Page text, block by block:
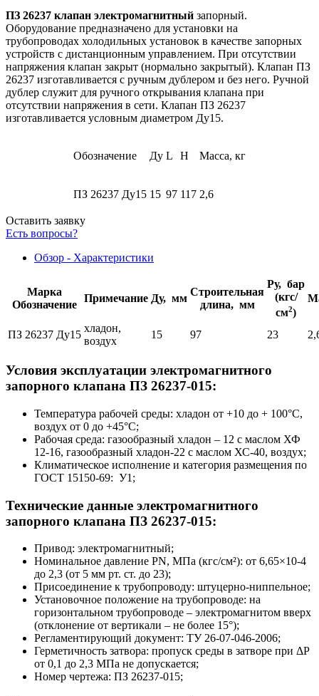
ПЗ 26237 клапан электромагнитный запорный.
Оборудование предназначено для установки на
трубопроводах холодильных установок в качестве запорных
устройств с дистанционным управлением. При отсутствии
напряжения клапан закрыт (нормально закрытый). Клапан ПЗ
26237 изготавливается с ручным дублером и без него. Ручной
дублер служит для ручного открывания клапана при
отсутствии напряжения в сети. Клапан ПЗ 26237
изготавливается условным диаметром Ду15.
Обозначение Ду L H Масса, кг
ПЗ 26237 Ду15 15 97 117 2,6
Оставить заявку
Есть вопросы?
Обзор - Характеристики
Марка
Обозначение
Примечание Ду, мм
Строительная
длина, мм
Ру, бар
(кгс/
см2)
ПЗ 26237 Ду15
хладон,
воздух
15 97 23
Условия эксплуатации электромагнитного
запорного клапана ПЗ 26237-015:
Температура рабочей среды: хладон от +10 до + 100°С,
воздух от 0 до +45°С;
Рабочая среда: газообразный хладон – 12 с маслом ХФ
12-16, газообразный хладон-22 с маслом ХС-40, воздух;
Климатическое исполнение и категория размещения по
ГОСТ 15150-69: У1;
Технические данные электромагнитного
запорного клапана ПЗ 26237-015:
Привод: электромагнитный;
Номинальное давление PN, МПа (кгс/см²): от 6,65×10-4
до 2,3 (от 5 мм рт. ст. до 23);
Присоединение к трубопроводу: штуцерно-ниппельное;
Установочное положение на трубопроводе: на
горизонтальном трубопроводе – электромагнитом вверх
(отклонение от вертикали – не более 15°);
Регламентирующий документ: ТУ 26-07-046-2006;
Герметичность затвора: пропуск среды в затворе при ΔP
от 0,1 до 2,3 МПа не допускается;
Номер чертежа: ПЗ 26237-015;